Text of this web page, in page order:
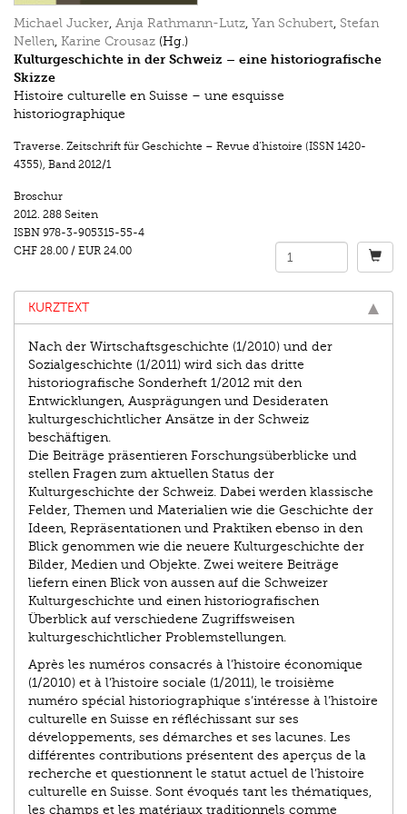
Michael Jucker, Anja Rathmann-Lutz, Yan Schubert, Stefan
Nellen, Karine Crousaz (Hg.)
Kulturgeschichte in der Schweiz – eine historiografische
Skizze
Histoire culturelle en Suisse – une esquisse
historiographique
Traverse. Zeitschrift für Geschichte – Revue d’histoire (ISSN 1420-
4355), Band 2012/1
Broschur
2012. 288 Seiten
ISBN 978-3-905315-55-4
CHF 28.00 / EUR 24.00
KURZTEXT
Nach der Wirtschaftsgeschichte (1/2010) und der
Sozialgeschichte (1/2011) wird sich das dritte
historiografische Sonderheft 1/2012 mit den
Entwicklungen, Ausprägungen und Desideraten
kulturgeschichtlicher Ansätze in der Schweiz
beschäftigen.
Die Beiträge präsentieren Forschungsüberblicke und
stellen Fragen zum aktuellen Status der
Kulturgeschichte der Schweiz. Dabei werden klassische
Felder, Themen und Materialien wie die Geschichte der
Ideen, Repräsenta­tionen und Praktiken ebenso in den
Blick genommen wie die neuere Kultur­geschichte der
Bilder, Medien und Objekte. Zwei weitere Beiträge
liefern einen Blick von aussen auf die Schweizer
Kulturgeschichte und einen historiografischen
Überblick auf verschiedene Zugriffsweisen
kulturgeschichtlicher Problemstellungen.
Après les numéros consacrés à l’histoire économique
(1/2010) et à l’histoire sociale (1/2011), le troisième
numéro spécial historiographique s’intéresse à l’histoire
culturelle en Suisse en réfléchissant sur ses
développements, ses démarches et ses lacunes. Les
différentes contributions présentent des aperçus de la
recherche et questionnent le statut actuel de l’histoire
culturelle en Suisse. Sont évoqués tant les thématiques,
les champs et les matériaux traditionnels comme